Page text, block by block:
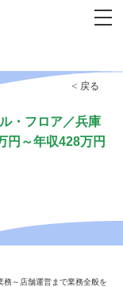
< 戻る
・フロア／兵庫
円～年収428万円
務～店舗運営まで業務全般を